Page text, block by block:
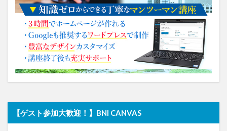
【ゲスト参加大歓迎！】BNI CANVAS